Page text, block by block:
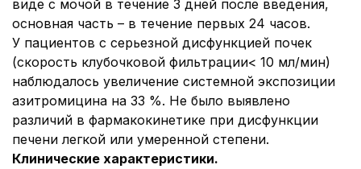
виде с мочой в течение 3 дней после введения,
основная часть – в течение первых 24 часов.
У пациентов с серьезной дисфункцией почек
(скорость клубочковой фильтрации< 10 мл/мин)
наблюдалось увеличение системной экспозиции
азитромицина на 33 %. Не было выявлено
различий в фармакокинетике при дисфункции
печени легкой или умеренной степени.
Клинические характеристики.